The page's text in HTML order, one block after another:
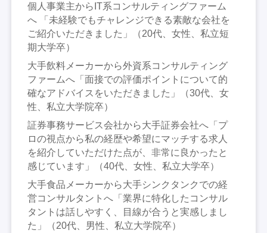
個人事業主からIT系コンサルティングファーム
へ 「未経験でもチャレンジできる素敵な会社を
ご紹介いただきました」（20代、女性、私立短
期大学卒）
大手飲料メーカーから外資系コンサルティング
ファームへ「面接での評価ポイントについて的
確なアドバイスをいただきました」（30代、女
性、私立大学院卒）
証券事務サービス会社から大手証券会社へ「プ
ロの視点から私の経歴や希望にマッチする求人
を紹介していただけた点が、非常に良かったと
感じています」（40代、女性、私立大学卒）
大手食品メーカーから大手シンクタンクでの経
営コンサルタントへ「業界に特化したコンサル
タントは話しやすく、目線が合うと実感しまし
た」（20代、男性、私立大学院卒）